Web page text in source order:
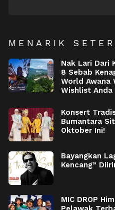
MENARIK
Nak Lari Dari
8 Sebab
World Awana
Wishlist Anda
Konsert
Bumantara
Oktober Ini!
Bayangkan
Kencang”
MIC DROP